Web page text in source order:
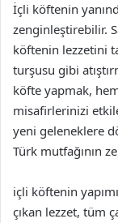
İçli köftenin
zenginleştirebilir.
köftenin lezzetini
turşusu gibi
köfte yapmak,
misafirlerinizi
yeni geleneklere
Türk mutfağının
içli köftenin
çıkan lezzet, tüm